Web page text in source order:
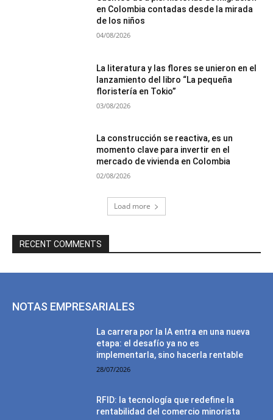
en Colombia contadas desde la mirada
de los niños
04/08/2026
La literatura y las flores se unieron en el
lanzamiento del libro “La pequeña
floristería en Tokio”
03/08/2026
La construcción se reactiva, es un
momento clave para invertir en el
mercado de vivienda en Colombia
02/08/2026
Load more
RECENT COMMENTS
NOTAS EMPRESARIALES
La carrera por la IA entra en una nueva
etapa: el desafío ya no es
implementarla, sino hacerla rentable
28/07/2026
RFID: la tecnología que redefine la
rentabilidad del comercio minorista